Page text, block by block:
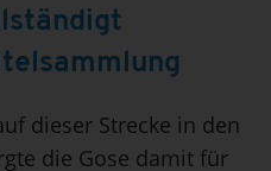
dieser Strecke in den
die Gose damit für